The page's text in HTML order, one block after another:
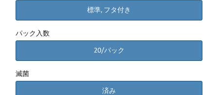
標準, フタ付き
パック入数
20/パック
滅菌
済み